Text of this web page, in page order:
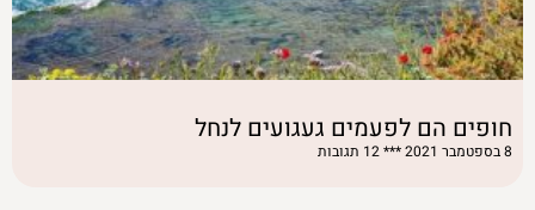
חופים הם לפעמים געגועים לנחל
8 בספטמבר 2021